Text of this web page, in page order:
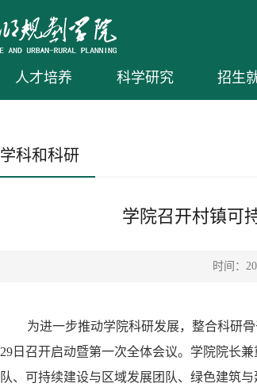
人才培养 科学研究 招生
学科和科研
学院召开村镇可
时间：
为进一步推动学院科研发展，整合科研
29 日召开启动暨第一次全体会议。学院院长
队、可持续建设与区域发展团队、绿色建筑与